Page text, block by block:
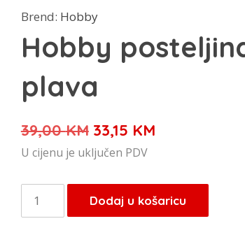
Brend: Hobby
Hobby
plava
39,00KM Izvorna
cijena
je:
39,00 KM.
33,15 KMTrenutna
33,15 KM.
U cijenu je uključen PDV
Hobby
posteljina
Dodaj u košaricu